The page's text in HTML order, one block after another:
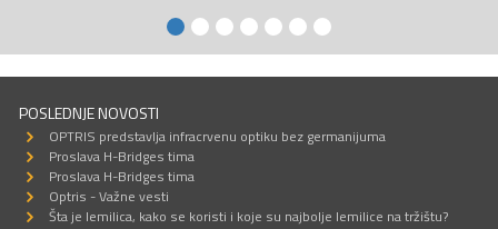
POSLEDNJE NOVOSTI
OPTRIS predstavlja infracrvenu optiku bez germanijuma
Proslava H-Bridges tima
Proslava H-Bridges tima
Optris - Važne vesti
Šta je lemilica, kako se koristi i koje su najbolje lemilice na tržištu?